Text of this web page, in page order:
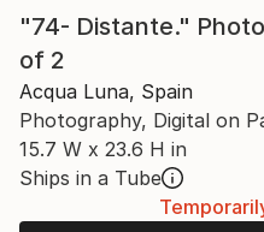
"74- Distante."
of 2
Acqua Luna, Spain
Photography, Digital on
15.7 W x 23.6 H in
Ships in a Tube